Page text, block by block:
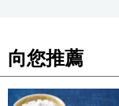
向您推薦